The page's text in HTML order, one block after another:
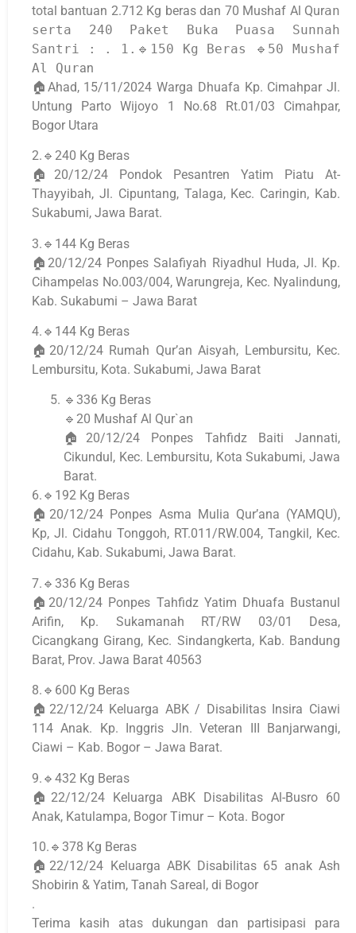
total bantuan 2.712 Kg beras dan 70 Mushaf Al Quran
serta 240 Paket Buka Puasa Sunnah
Santri : . 1.🔹150 Kg Beras 🔹50 Mushaf
Al Quran
🏠Ahad, 15/11/2024 Warga Dhuafa Kp. Cimahpar Jl.
Untung Parto Wijoyo 1 No.68 Rt.01/03 Cimahpar,
Bogor Utara
2.🔹240 Kg Beras
🏠20/12/24 Pondok Pesantren Yatim Piatu At-
Thayyibah, Jl. Cipuntang, Talaga, Kec. Caringin, Kab.
Sukabumi, Jawa Barat.
3.🔹144 Kg Beras
🏠20/12/24 Ponpes Salafiyah Riyadhul Huda, Jl. Kp.
Cihampelas No.003/004, Warungreja, Kec. Nyalindung,
Kab. Sukabumi – Jawa Barat
4.🔹144 Kg Beras
🏠20/12/24 Rumah Qur’an Aisyah, Lembursitu, Kec.
Lembursitu, Kota. Sukabumi, Jawa Barat
🔹336 Kg Beras
🔹20 Mushaf Al Qur`an
🏠20/12/24 Ponpes Tahfidz Baiti Jannati,
Cikundul, Kec. Lembursitu, Kota Sukabumi, Jawa
Barat.
6.🔹192 Kg Beras
🏠20/12/24 Ponpes Asma Mulia Qur’ana (YAMQU),
Kp, Jl. Cidahu Tonggoh, RT.011/RW.004, Tangkil, Kec.
Cidahu, Kab. Sukabumi, Jawa Barat.
7.🔹336 Kg Beras
🏠20/12/24 Ponpes Tahfidz Yatim Dhuafa Bustanul
Arifin, Kp. Sukamanah RT/RW 03/01 Desa,
Cicangkang Girang, Kec. Sindangkerta, Kab. Bandung
Barat, Prov. Jawa Barat 40563
8.🔹600 Kg Beras
🏠22/12/24 Keluarga ABK / Disabilitas Insira Ciawi
114 Anak. Kp. Inggris Jln. Veteran III Banjarwangi,
Ciawi – Kab. Bogor – Jawa Barat.
9.🔹432 Kg Beras
🏠22/12/24 Keluarga ABK Disabilitas Al-Busro 60
Anak, Katulampa, Bogor Timur – Kota. Bogor
10.🔹378 Kg Beras
🏠22/12/24 Keluarga ABK Disabilitas 65 anak Ash
Shobirin & Yatim, Tanah Sareal, di Bogor
.
Terima kasih atas dukungan dan partisipasi para